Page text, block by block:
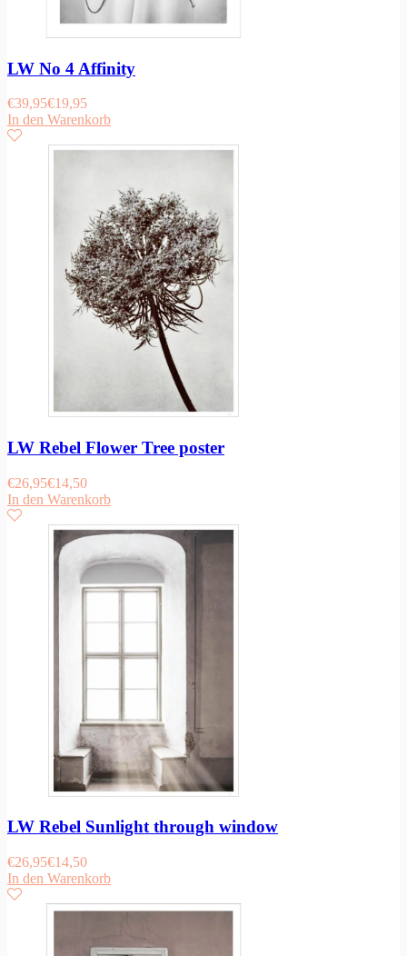
LW No 4 Affinity
€39,95€19,95
In den Warenkorb
LW Rebel Flower Tree poster
€26,95€14,50
In den Warenkorb
LW Rebel Sunlight through window
€26,95€14,50
In den Warenkorb